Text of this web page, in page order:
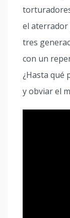
el aterrador
tres
con un
¿Hasta qué
y obviar el